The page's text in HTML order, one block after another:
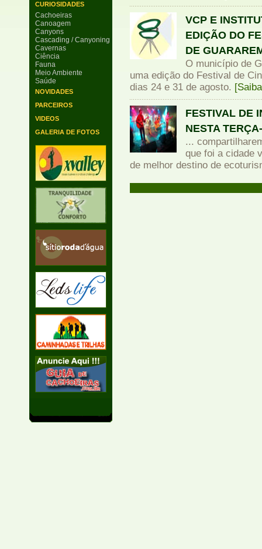
CURIOSIDADES
Cachoeiras
Canoagem
Canyons
Cascading / Canyoning
Cavernas
Ciência
Fauna
Meio Ambiente
Saúde
NOVIDADES
PARCEIROS
VIDEOS
GALERIA DE FOTOS
VCP E
EDIÇÃO DO
DE
O município de
uma edição do Festival de
dias 24 e 31 de agosto.
FESTIVAL DE
NESTA
...
que foi a cidade
de melhor destino de